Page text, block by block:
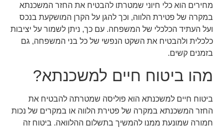
מחירים הוא כלי חיוני שמטרתו להבטיח את החזר המשכנתא
במקרה של פטירת הלווה, וכך להגן על הקרן המושקעת בנכס
ועל העתיד הכלכלי של המשפחה. עם כך, ניתן לשמור על יציבות
כלכלית ולהבטיח את השקט הנפשי של כל בני המשפחה, גם
בזמנים קשים.
מהו ביטוח חיים למשכנתא?
ביטוח חיים למשכנתא הוא פוליסה שמטרתה להבטיח את
החזר המשכנתא במקרה של פטירת הלווה או במקרים של נכות
חמורה שמונעת ממנו להמשיך בתשלום ההלוואה. ביטוח זה